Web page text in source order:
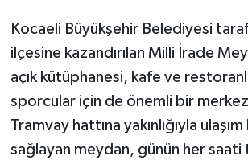
Kocaeli Büyükşehir Belediyesi
ilçesine kazandırılan Milli İrade
açık kütüphanesi, kafe ve
sporcular için de önemli bir
Tramvay hattına yakınlığıyla ulaşım
sağlayan meydan, günün her